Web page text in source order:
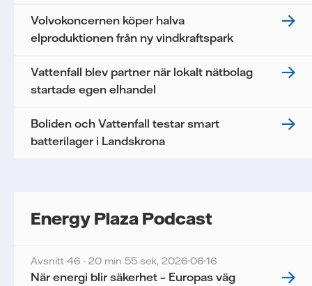
Volvokoncernen köper halva
elproduktionen från ny vindkraftspark
Vattenfall blev partner när lokalt nätbolag
startade egen elhandel
Boliden och Vattenfall testar smart
batterilager i Landskrona
Energy Plaza Podcast
Avsnitt 46 - 20 min 55 sek, 2026-06-16
När energi blir säkerhet – Europas väg